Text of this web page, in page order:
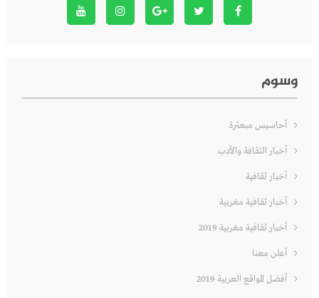
وسوم
أحاسيس مبعثرة
أخبار الثقافة والأدب
أخبار ثقافية
أخبار ثقافية مغربية
أخبار ثقافية مغربية 2019
أعلن معنا
أفضل المواقع العربية 2019